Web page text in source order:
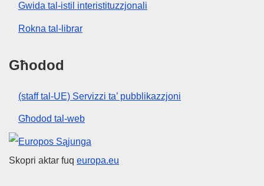
Gwida tal-istil interistituzzjonali
Rokna tal-librar
Għodod
(staff tal-UE) Servizzi ta’ pubblikazzjoni
Għodod tal-web
Unjoni Ewropea
Skopri aktar fuq europa.eu